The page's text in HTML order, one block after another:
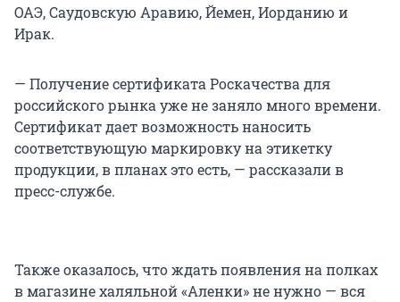
ОАЭ, Саудовскую Аравию, Йемен, Иорданию и
Ирак.
— Получение сертификата Роскачества для
российского рынка уже не заняло много времени.
Сертификат дает возможность наносить
соответствующую маркировку на этикетку
продукции, в планах это есть, — рассказали в
пресс-службе.
Также оказалось, что ждать появления на полках
в магазине халяльной «Аленки» не нужно — вся